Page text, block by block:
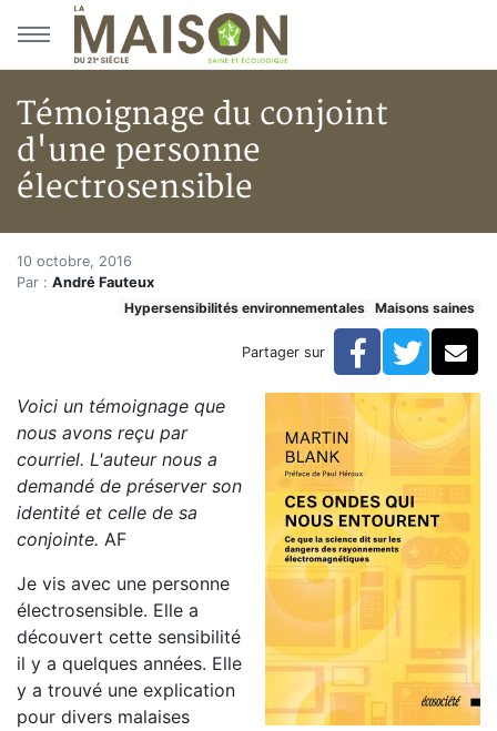
Aller au menu principal
Aller au contenu principal
Témoignage du conjoint
d'une personne
électrosensible
Accueil
Articles
Maisons saines
Hypersensibilités environnementales
Témoignage du conjoint d'une personne
Témoignage du conjoint
10 octobre, 2016
Par : André Fauteux
Hypersensibilités environnementales
Maisons saines
Partager sur Facebook
Voici un témoignage que
nous avons reçu par
courriel. L'auteur nous a
demandé de préserver son
identité et celle de sa
conjointe. AF
Je vis avec une personne
électrosensible. Elle a
découvert cette sensibilité
il y a quelques années. Elle
y a trouvé une explication
pour divers malaises